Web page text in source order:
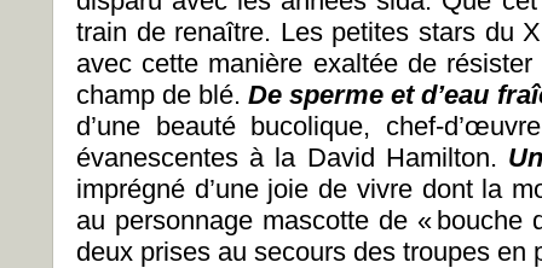
train de renaître. Les petites stars du
avec cette manière exaltée de
champ de blé.De sperme et d’eau
d’une beauté bucolique, chef-
évanescentes à la David Hamilton.
imprégné d’une joie de vivre dont la
au personnage mascotte de « bouche
deux prises au secours des troupes en